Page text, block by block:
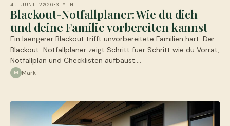
4. JUNI 2026 3 MIN
Blackout-Notfallplaner: Wie du dich
und deine Familie vorbereiten kannst
Ein laengerer Blackout trifft unvorbereitete Familien hart. Der
Blackout-Notfallplaner zeigt Schritt fuer Schritt wie du Vorrat,
Notfallplan und Checklisten aufbaust.…
M Mark